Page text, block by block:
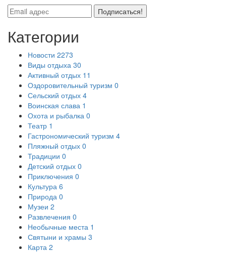
Подписаться!
Категории
Новости 2273
Виды отдыха 30
Активный отдых 11
Оздоровительный туризм 0
Сельский отдых 4
Воинская слава 1
Охота и рыбалка 0
Театр 1
Гастрономический туризм 4
Пляжный отдых 0
Традиции 0
Детский отдых 0
Приключения 0
Культура 6
Природа 0
Музеи 2
Развлечения 0
Необычные места 1
Святыни и храмы 3
Карта 2